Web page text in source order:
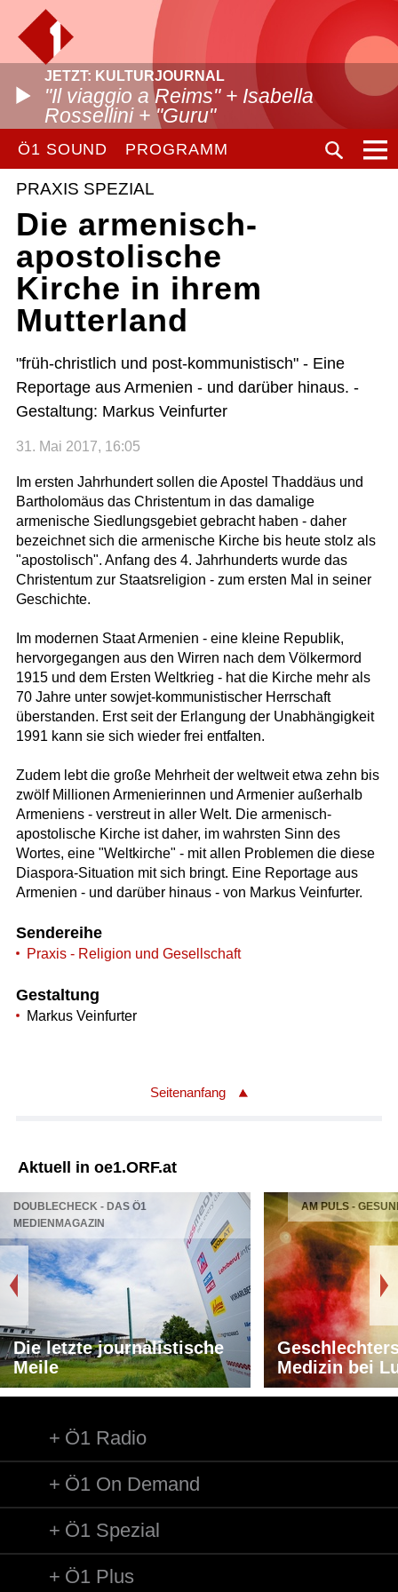
JETZT: KULTURJOURNAL
"Il viaggio a Reims" + Isabella
Rossellini + "Guru"
Ö1 SOUND PROGRAMM
PRAXIS SPEZIAL
Die armenisch-
apostolische
Kirche in ihrem
Mutterland
"früh-christlich und post-kommunistisch" - Eine
Reportage aus Armenien - und darüber hinaus. -
Gestaltung: Markus Veinfurter
31. Mai 2017, 16:05
Im ersten Jahrhundert sollen die Apostel Thaddäus und
Bartholomäus das Christentum in das damalige
armenische Siedlungsgebiet gebracht haben - daher
bezeichnet sich die armenische Kirche bis heute stolz als
"apostolisch". Anfang des 4. Jahrhunderts wurde das
Christentum zur Staatsreligion - zum ersten Mal in seiner
Geschichte.
Im modernen Staat Armenien - eine kleine Republik,
hervorgegangen aus den Wirren nach dem Völkermord
1915 und dem Ersten Weltkrieg - hat die Kirche mehr als
70 Jahre unter sowjet-kommunistischer Herrschaft
überstanden. Erst seit der Erlangung der Unabhängigkeit
1991 kann sie sich wieder frei entfalten.
Zudem lebt die große Mehrheit der weltweit etwa zehn bis
zwölf Millionen Armenierinnen und Armenier außerhalb
Armeniens - verstreut in aller Welt. Die armenisch-
apostolische Kirche ist daher, im wahrsten Sinn des
Wortes, eine "Weltkirche" - mit allen Problemen die diese
Diaspora-Situation mit sich bringt. Eine Reportage aus
Armenien - und darüber hinaus - von Markus Veinfurter.
Sendereihe
Praxis - Religion und Gesellschaft
Gestaltung
Markus Veinfurter
Seitenanfang
Aktuell in oe1.ORF.at
DOUBLECHECK - DAS Ö1
MEDIENMAGAZIN
Die letzte journalistische
Meile
AM PULS -
Medizin bei
Ö1 Radio
Ö1 On Demand
Ö1 Spezial
Ö1 Plus